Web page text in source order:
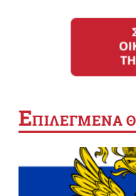
ΕΠΙΛΕΓΜΕΝΑ